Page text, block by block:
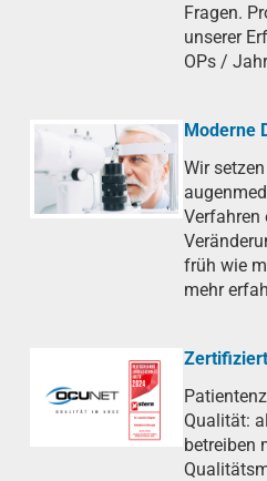
Fragen.
unserer
OPs /
Moderne
Wir
Verfahren
früh wie
mehr
Qualität:
betreiben